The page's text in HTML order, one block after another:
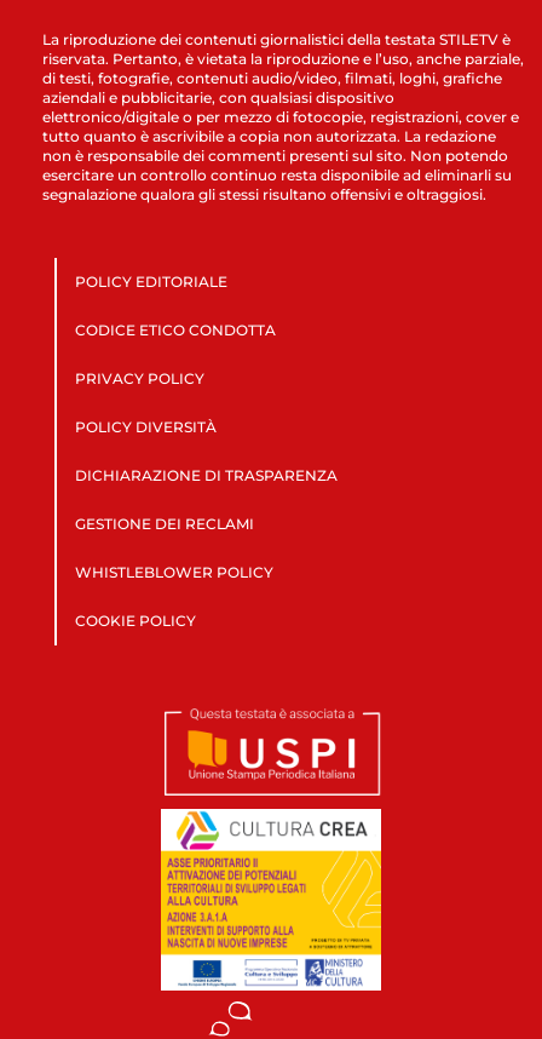
La riproduzione dei contenuti giornalistici della testata STILETV è
riservata. Pertanto, è vietata la riproduzione e l’uso, anche parziale,
di testi, fotografie, contenuti audio/video, filmati, loghi, grafiche
aziendali e pubblicitarie, con qualsiasi dispositivo
elettronico/digitale o per mezzo di fotocopie, registrazioni, cover e
tutto quanto è ascrivibile a copia non autorizzata. La redazione
non è responsabile dei commenti presenti sul sito. Non potendo
esercitare un controllo continuo resta disponibile ad eliminarli su
segnalazione qualora gli stessi risultano offensivi e oltraggiosi.
POLICY EDITORIALE
CODICE ETICO CONDOTTA
PRIVACY POLICY
POLICY DIVERSITÀ
DICHIARAZIONE DI TRASPARENZA
GESTIONE DEI RECLAMI
WHISTLEBLOWER POLICY
COOKIE POLICY